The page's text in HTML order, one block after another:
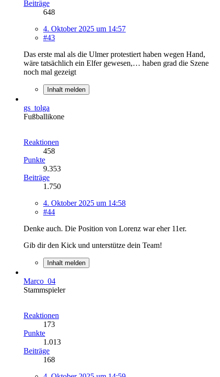
Beiträge
648
4. Oktober 2025 um 14:57
#43
Das erste mal als die Ulmer protestiert haben wegen Hand,
wäre tatsächlich ein Elfer gewesen,… haben grad die Szene
noch mal gezeigt
Inhalt melden
gs_tolga
Fußballikone
Reaktionen
458
Punkte
9.353
Beiträge
1.750
4. Oktober 2025 um 14:58
#44
Denke auch. Die Position von Lorenz war eher 11er.
Gib dir den Kick und unterstütze dein Team!
Inhalt melden
Marco_04
Stammspieler
Reaktionen
173
Punkte
1.013
Beiträge
168